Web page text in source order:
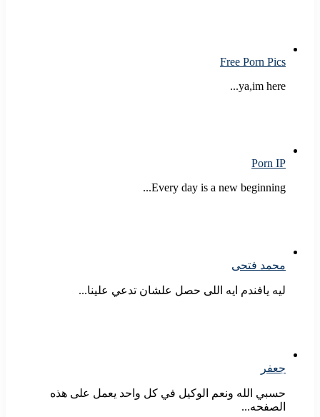
Free Porn Pics
ya,im here...
Porn IP
Every day is a new beginning...
محمد فتحى
ليه يافندم ايه اللى حصل علشان تدعي علينا...
جعفر
حسبي الله ونعم الوكيل في كل واحد يعمل على هذه
الصفحه...